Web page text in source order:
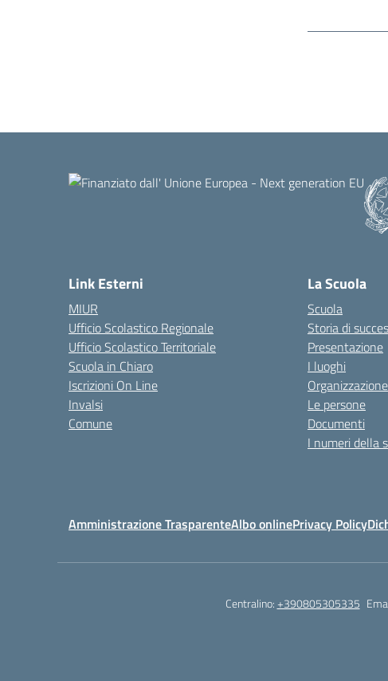
Link Esterni
MIUR
Ufficio Scolastico Regionale
Ufficio Scolastico Territoriale
Scuola in Chiaro
Iscrizioni On Line
Invalsi
Comune
La Scuola
Scuola
Storia di
Presentazione
I luoghi
Organizzazione
Le persone
Documenti
I numeri della
Amministrazione TrasparenteAlbo onlinePrivacy Policy
Centralino:+390805305335